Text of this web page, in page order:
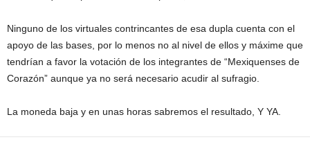
Ninguno de los virtuales contrincantes de esa dupla cuenta con el
apoyo de las bases, por lo menos no al nivel de ellos y máxime que
tendrían a favor la votación de los integrantes de “Mexiquenses de
Corazón” aunque ya no será necesario acudir al sufragio.
La moneda baja y en unas horas sabremos el resultado, Y YA.